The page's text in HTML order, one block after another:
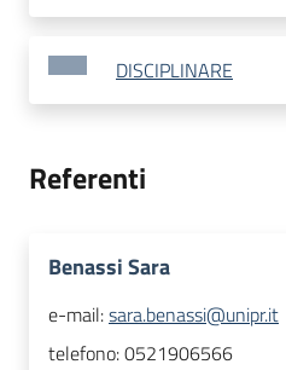
DISCIPLINARE
Referenti
Benassi Sara
e-mail:sara.benassi@unipr.it
telefono:0521906566